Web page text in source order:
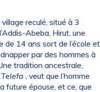
reculé, situé à 3
Abeba, Hirut, une
de 14 ans sort de l’école et
par des hommes à
tradition ancestrale,
Telefa , veut que l’homme
future épouse, et ce, que